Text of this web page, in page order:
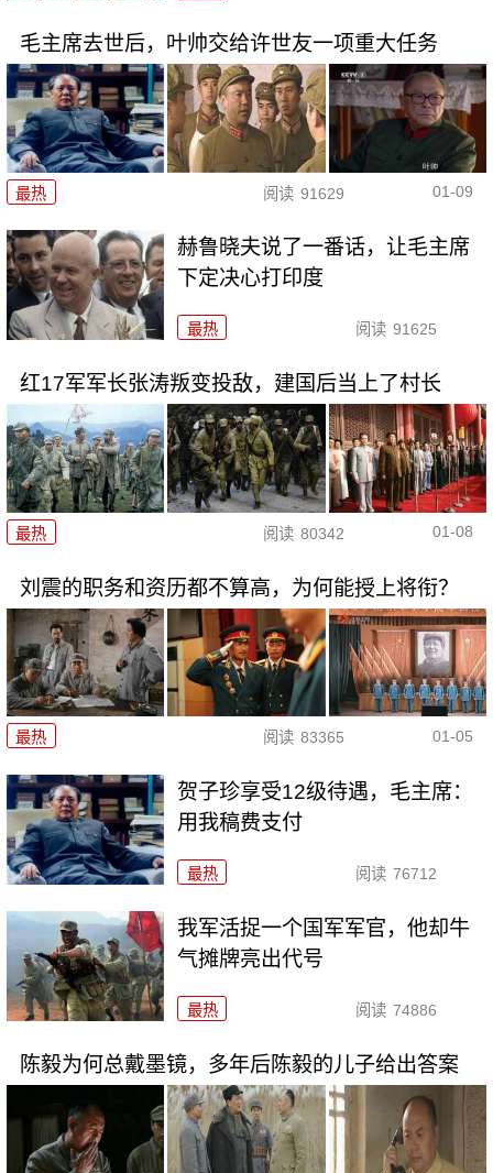
毛主席去世后，叶帅交给许世友一项重大任务
最热 阅读 91629 01-09
赫鲁晓夫说了一番话，让毛主席
下定决心打印度
最热 阅读 91625
红17军军长张涛叛变投敌，建国后当上了村长
最热 阅读 80342 01-08
刘震的职务和资历都不算高，为何能授上将衔？
最热 阅读 83365 01-05
贺子珍享受12级待遇，毛主席：
用我稿费支付
最热 阅读 76712
我军活捉一个国军军官，他却牛
气摊牌亮出代号
最热 阅读 74886
陈毅为何总戴墨镜，多年后陈毅的儿子给出答案